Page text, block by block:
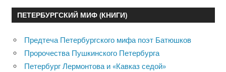
ПЕТЕРБУРГСКИЙ МИФ (КНИГИ)
Предтеча Петербургского мифа поэт Батюшков
Пророчества Пушкинского Петербурга
Петербург Лермонтова и «Кавказ седой»